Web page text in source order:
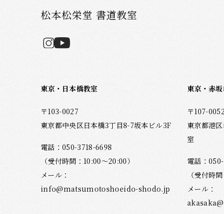
松本松栄堂 書道教室
東京・日本橋教室
〒103-0027
東京都中央区日本橋3丁目8-7坂本ビル3F
電話：050-3718-6698
（受付時間：10:00～20:00）
メール：
info@matsumotoshoeido-shodo.jp
東京・赤
〒107-0052
東京都港
室
電話：
（受付時
メール：